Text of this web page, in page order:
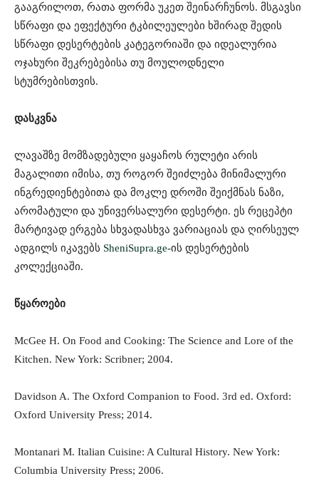
გააგრილოთ, რათა ფორმა უკეთ შეინარჩუნოს. მსგავსი
სწრაფი და ეფექტური ტკბილეულები ხშირად შედის
სწრაფი დესერტების კატეგორიაში და იდეალურია
ოჯახური შეკრებებისა თუ მოულოდნელი
სტუმრებისთვის.
დასკვნა
ლავაშზე მომზადებული ყაყაჩოს რულეტი არის
მაგალითი იმისა, თუ როგორ შეიძლება მინიმალური
ინგრედიენტებითა და მოკლე დროში შეიქმნას ნაზი,
არომატული და უნივერსალური დესერტი. ეს რეცეპტი
მარტივად ერგება სხვადასხვა ვარიაციას და ღირსეულ
ადგილს იკავებს SheniSupra.ge-ის დესერტების
კოლექციაში.
წყაროები
McGee H. On Food and Cooking: The Science and Lore of the
Kitchen. New York: Scribner; 2004.
Davidson A. The Oxford Companion to Food. 3rd ed. Oxford:
Oxford University Press; 2014.
Montanari M. Italian Cuisine: A Cultural History. New York:
Columbia University Press; 2006.